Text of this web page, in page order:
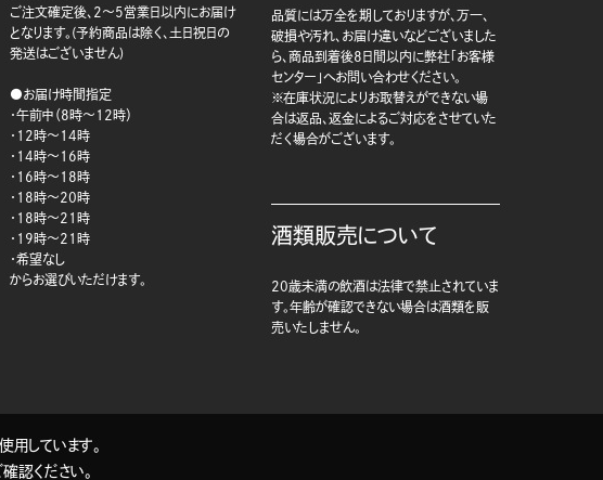
ご注文確定後、2～5営業日以内にお届け
となります。(予約商品は除く、土日祝日の
発送はございません)
●お届け時間指定
・午前中（8時～12時）
・12時～14時
・14時～16時
・16時～18時
・18時～20時
・18時～21時
・19時～21時
・希望なし
からお選びいただけます。
品質には万全を期しておりますが、万一、
破損や汚れ、お届け違いなどございました
ら、商品到着後8日間以内に弊社「お客様
センター」へお問い合わせください。
※在庫状況によりお取替えができない場
合は返品、返金によるご対応をさせていた
だく場合がございます。
酒類販売について
20歳未満の飲酒は法律で禁止されていま
す。年齢が確認できない場合は酒類を販
売いたしません。
用しています。
認ください。